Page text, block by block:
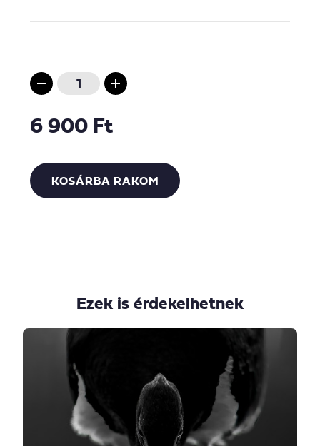
6 900 Ft
KOSÁRBA RAKOM
Ezek is érdekelhetnek